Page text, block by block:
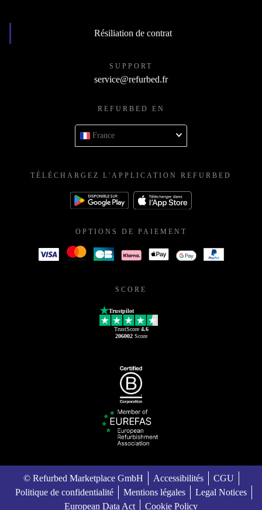
Résiliation de contrat
SUPPORT
service@refurbed.fr
REFURBED EN
France
TÉLÉCHARGEZ L'APPLICATION REFURBED
OPTIONS DE PAIEMENT
SCORE
Trustpilot
TrustScore 4.6
206002Score
© Refurbed Marketplace GmbH Accessibilités
CGU
Politique de confidentialité
Mentions légales
Legal Notices
European Data Act
Cookie Policy